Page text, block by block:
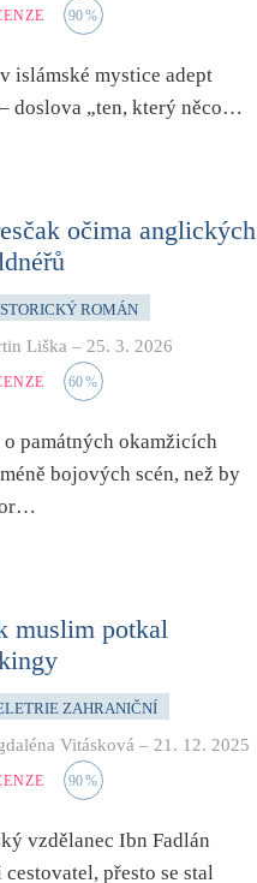
90%
islámské mystice adept
– doslova „ten, který něco…
očima anglických
ROMÁN
Liška – 25. 3. 2026
60%
památných okamžicích
bojových scén, než by
muslim potkal
ZAHRANIČNÍ
Vitásková – 21. 12. 2025
90%
vzdělanec Ibn Fadlán
přesto se stal